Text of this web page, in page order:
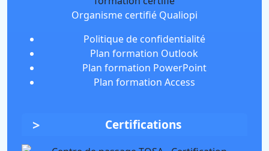
Organisme certifié Qualiopi
Politique de confidentialité
Plan formation Outlook
Plan formation PowerPoint
Plan formation Access
Certifications